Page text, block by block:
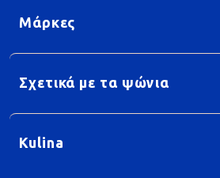
Μάρκες
Σχετικά με τα ψώνια
Kulina